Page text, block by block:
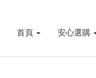
首頁 安心選購